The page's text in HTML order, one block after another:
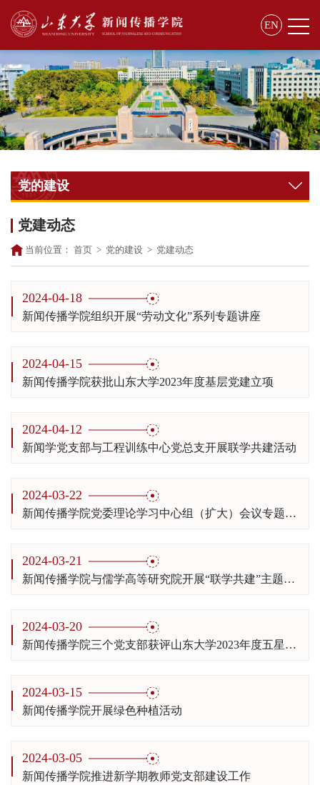
EN
党的建设
党建动态
当前位置： 首页 > 党的建设 > 党建动态
2024-04-18
新闻传播学院组织开展“劳动文化”系列专题讲座
2024-04-15
新闻传播学院获批山东大学2023年度基层党建立项
2024-04-12
新闻学党支部与工程训练中心党总支开展联学共建活动
2024-03-22
新闻传播学院党委理论学习中心组（扩大）会议专题学习2024年全国两会精神
2024-03-21
新闻传播学院与儒学高等研究院开展“联学共建”主题党日活动
2024-03-20
新闻传播学院三个党支部获评山东大学2023年度五星级党支部
2024-03-15
新闻传播学院开展绿色种植活动
2024-03-05
新闻传播学院推进新学期教师党支部建设工作